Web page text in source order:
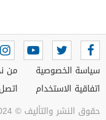
سياسة الخصوصية
اتفاقية الاستخدام
من
حقوق النشر والتأليف © 2024 ويكي عمان